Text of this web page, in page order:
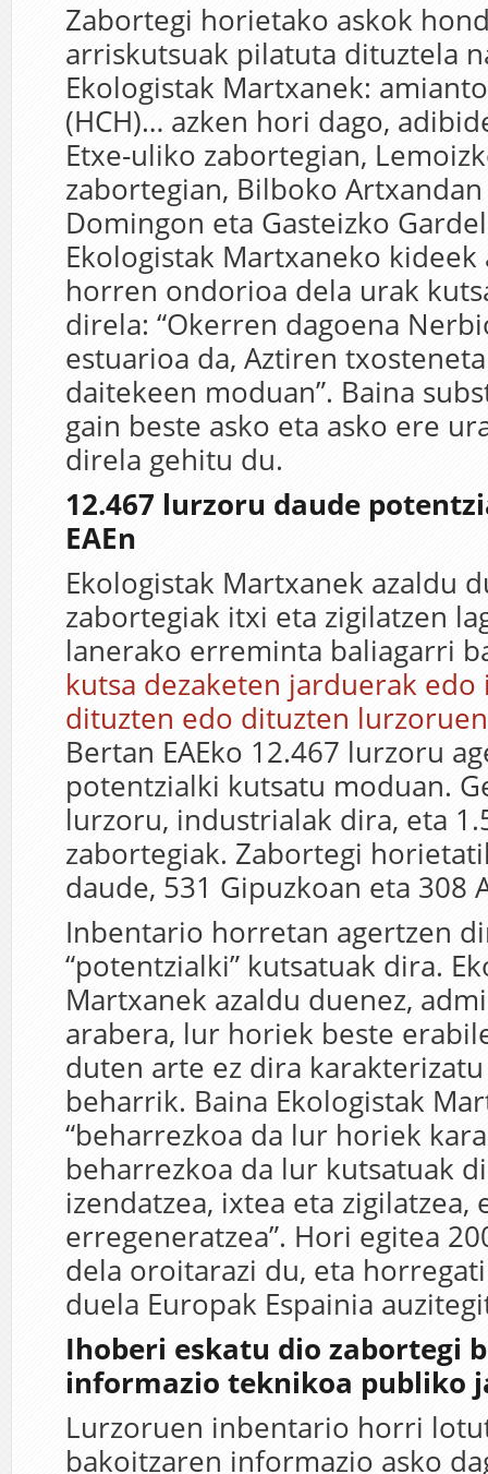
Zabortegi horietako askok
arriskutsuak pilatuta dituztela
Ekologistak Martxanek:
(HCH)… azken hori dago,
Etxe-uliko zabortegian,
zabortegian, Bilboko
Domingon eta Gasteizko
Ekologistak Martxaneko
horren ondorioa dela urak
direla: “Okerren dagoena
estuarioa da, Aztiren
daitekeen moduan”. Baina
gain beste asko eta asko ere
direla gehitu du.
12.467 lurzoru daude
EAEn
Ekologistak Martxanek azaldu
zabortegiak itxi eta zigilatzen
lanerako erreminta baliagarri
kutsa dezaketen jarduerak edo
dituzten edo dituzten
Bertan EAEko 12.467 lurzoru
potentzialki kutsatu moduan.
lurzoru, industrialak dira, eta
zabortegiak. Zabortegi
daude, 531 Gipuzkoan eta 308
Inbentario horretan agertzen
“potentzialki” kutsatuak dira.
Martxanek azaldu duenez,
arabera, lur horiek beste
duten arte ez dira
beharrik. Baina Ekologistak
“beharrezkoa da lur horiek
beharrezkoa da lur kutsatuak
izendatzea, ixtea eta zigilatzea,
erregeneratzea”. Hori egitea
dela oroitarazi du, eta
duela Europak Espainia
Ihoberi eskatu dio zabortegi
informazio teknikoa publiko
Lurzoruen inbentario horri
bakoitzaren informazio asko